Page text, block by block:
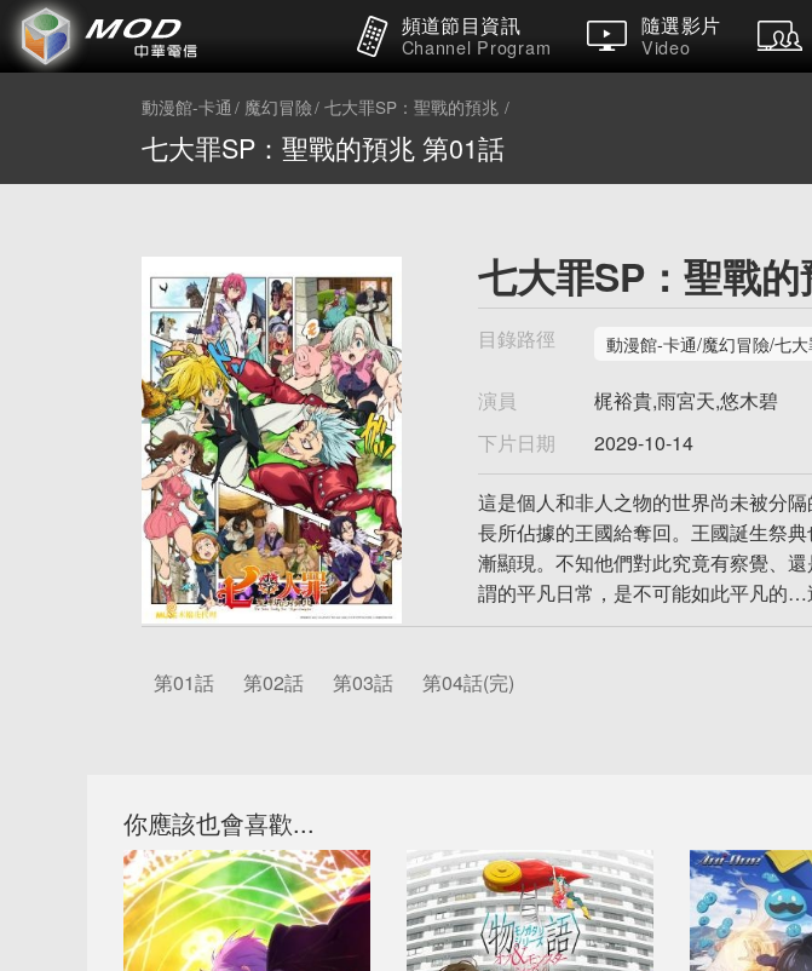
頻道節目資訊
Channel Program
隨選影片
Video
動漫館-卡通 魔幻冒險 七大罪SP：聖戰的預兆
七大罪SP：聖戰的預兆 第01話
七大罪SP：聖戰
目錄路徑 動漫館-卡通/魔幻冒險/七
演員
梶裕貴,雨宮天,悠木碧
下片日期
2029-10-14
這是個人和非人之物的世界尚未被分
長所佔據的王國給奪回。王國誕生祭
漸顯現。不知他們對此究竟有察覺、
謂的平凡日常，是不可能如此平凡的…
第01話 第02話 第03話 第04話(完)
你應該也會喜歡...